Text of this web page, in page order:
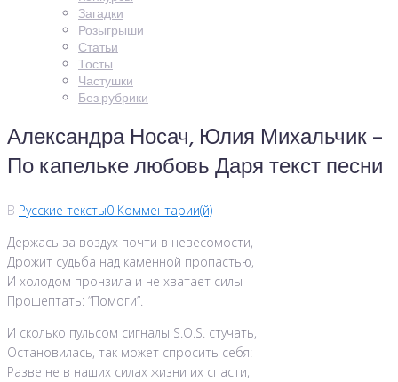
Загадки
Розыгрыши
Статьи
Тосты
Частушки
Без рубрики
Александра Носач, Юлия Михальчик –
По капельке любовь Даря текст песни
В Русские тексты0 Комментарии(й)
Держась за воздух почти в невесомости,
Дрожит судьба над каменной пропастью,
И холодом пронзила и не хватает силы
Прошептать: “Помоги”.
И сколько пульсом сигналы S.O.S. стучать,
Остановилась, так может спросить себя:
Разве не в наших силах жизни их спасти,